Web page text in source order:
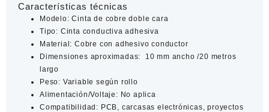
Características técnicas
Modelo: Cinta de cobre doble cara
Tipo: Cinta conductiva adhesiva
Material: Cobre con adhesivo conductor
Dimensiones aproximadas: 10 mm ancho /20 metros
largo
Peso: Variable según rollo
Alimentación/Voltaje: No aplica
Compatibilidad: PCB, carcasas electrónicas, proyectos